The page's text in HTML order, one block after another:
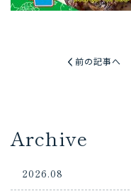
前の記事へ
Archive
2026.08